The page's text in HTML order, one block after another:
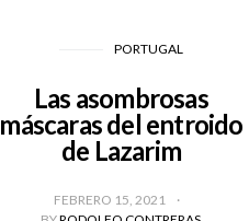
PORTUGAL
Las asombrosas
máscaras del entroido
de Lazarim
FEBRERO 15, 2021